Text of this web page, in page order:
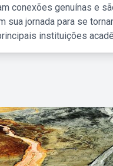
conexões genuínas e
jornada para se
instituições